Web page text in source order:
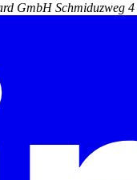
GmbH Schmiduzweg 4